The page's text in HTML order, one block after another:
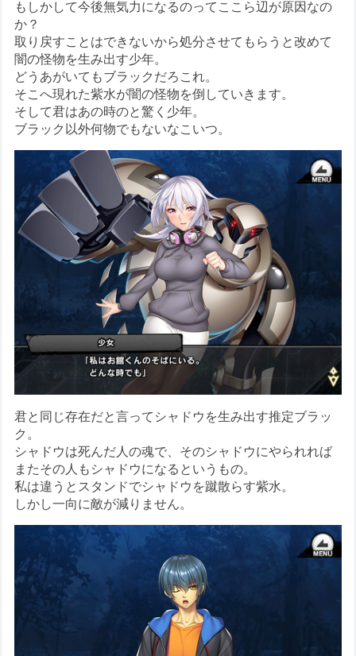
もしかして今後無気力になるのってここら辺が原因なの
か？
取り戻すことはできないから処分させてもらうと改めて
闇の怪物を生み出す少年。
どうあがいてもブラックだろこれ。
そこへ現れた紫水が闇の怪物を倒していきます。
そして君はあの時のと驚く少年。
ブラック以外何物でもないなこいつ。
君と同じ存在だと言ってシャドウを生み出す推定ブラッ
ク。
シャドウは死んだ人の魂で、そのシャドウにやられれば
またその人もシャドウになるというもの。
私は違うとスタンドでシャドウを蹴散らす紫水。
しかし一向に敵が減りません。